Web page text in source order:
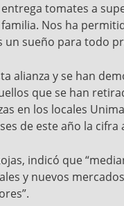
tomates a
Nos ha
un sueño para todo
alianza y se han
que se han
en los locales
de este año la cifra
indicó que
y nuevos